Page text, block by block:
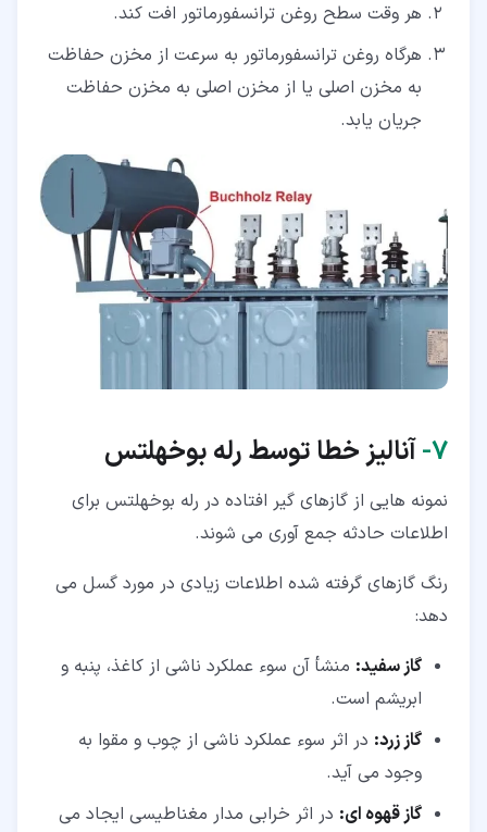
هر وقت سطح روغن ترانسفورماتور افت کند.
هرگاه روغن ترانسفورماتور به سرعت از مخزن حفاظت
به مخزن اصلی یا از مخزن اصلی به مخزن حفاظت
جریان یابد.
۷‏- آنالیز خطا توسط رله بوخهلتس
نمونه هایی از گازهای گیر افتاده در رله بوخهلتس برای
اطلاعات حادثه جمع آوری می شوند.
رنگ گازهای گرفته شده اطلاعات زیادی در مورد گسل می
دهد:
گاز سفید: منشأ آن سوء عملکرد ناشی از کاغذ، پنبه و
ابریشم است.
گاز زرد: در اثر سوء عملکرد ناشی از چوب و مقوا به
وجود می آید.
گاز قهوه ای: در اثر خرابی مدار مغناطیسی ایجاد می